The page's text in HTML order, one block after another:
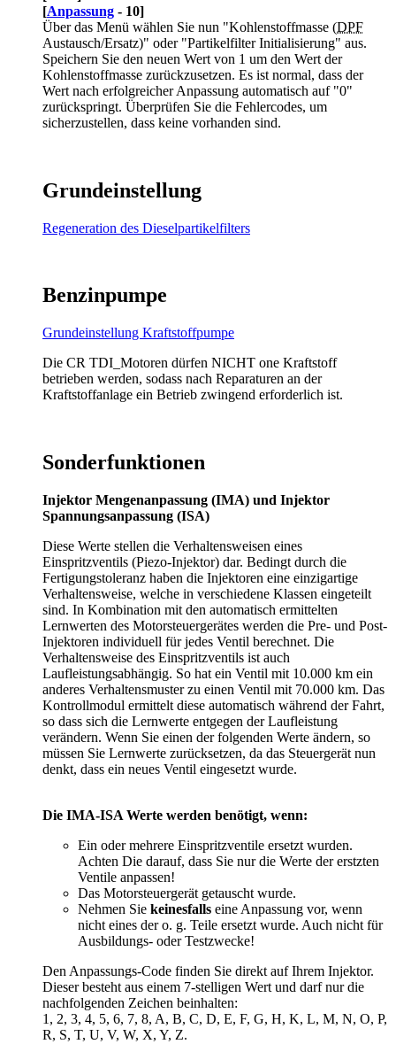
[Anpassung - 10]
Über das Menü wählen Sie nun "Kohlenstoffmasse (DPF
Austausch/Ersatz)" oder "Partikelfilter Initialisierung" aus.
Speichern Sie den neuen Wert von 1 um den Wert der
Kohlenstoffmasse zurückzusetzen. Es ist normal, dass der
Wert nach erfolgreicher Anpassung automatisch auf "0"
zurückspringt. Überprüfen Sie die Fehlercodes, um
sicherzustellen, dass keine vorhanden sind.
Grundeinstellung
Regeneration des Dieselpartikelfilters
Benzinpumpe
Grundeinstellung Kraftstoffpumpe
Die CR TDI_Motoren dürfen NICHT one Kraftstoff
betrieben werden, sodass nach Reparaturen an der
Kraftstoffanlage ein Betrieb zwingend erforderlich ist.
Sonderfunktionen
Injektor Mengenanpassung (IMA) und Injektor
Spannungsanpassung (ISA)
Diese Werte stellen die Verhaltensweisen eines
Einspritzventils (Piezo-Injektor) dar. Bedingt durch die
Fertigungstoleranz haben die Injektoren eine einzigartige
Verhaltensweise, welche in verschiedene Klassen eingeteilt
sind. In Kombination mit den automatisch ermittelten
Lernwerten des Motorsteuergerätes werden die Pre- und Post-
Injektoren individuell für jedes Ventil berechnet. Die
Verhaltensweise des Einspritzventils ist auch
Laufleistungsabhängig. So hat ein Ventil mit 10.000 km ein
anderes Verhaltensmuster zu einen Ventil mit 70.000 km. Das
Kontrollmodul ermittelt diese automatisch während der Fahrt,
so dass sich die Lernwerte entgegen der Laufleistung
verändern. Wenn Sie einen der folgenden Werte ändern, so
müssen Sie Lernwerte zurücksetzen, da das Steuergerät nun
denkt, dass ein neues Ventil eingesetzt wurde.
Die IMA-ISA Werte werden benötigt, wenn:
Ein oder mehrere Einspritzventile ersetzt wurden.
Achten Die darauf, dass Sie nur die Werte der erstzten
Ventile anpassen!
Das Motorsteuergerät getauscht wurde.
Nehmen Sie keinesfalls eine Anpassung vor, wenn
nicht eines der o. g. Teile ersetzt wurde. Auch nicht für
Ausbildungs- oder Testzwecke!
Den Anpassungs-Code finden Sie direkt auf Ihrem Injektor.
Dieser besteht aus einem 7-stelligen Wert und darf nur die
nachfolgenden Zeichen beinhalten:
1, 2, 3, 4, 5, 6, 7, 8, A, B, C, D, E, F, G, H, K, L, M, N, O, P,
R, S, T, U, V, W, X, Y, Z.